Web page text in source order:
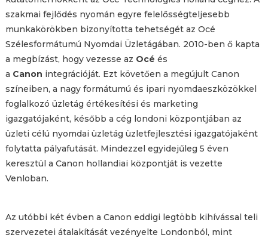
szakmai fejlődés nyomán egyre felelősségteljesebb
munkakörökben bizonyította tehetségét az Océ
Szélesformátumú Nyomdai Üzletágában. 2010-ben ő kapta
a megbízást, hogy vezesse az Océ és
a Canon integrációját. Ezt követően a megújult Canon
színeiben, a nagy formátumú és ipari nyomdaeszközökkel
foglalkozó üzletág értékesítési és marketing
igazgatójaként, később a cég londoni központjában az
üzleti célú nyomdai üzletág üzletfejlesztési igazgatójaként
folytatta pályafutását. Mindezzel egyidejűleg 5 éven
keresztül a Canon hollandiai központját is vezette
Venloban.
Az utóbbi két évben a Canon eddigi legtöbb kihívással teli
szervezetei átalakítását vezényelte Londonból, mint